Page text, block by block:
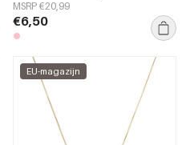
vakantie-/strandthema,
romantische serie voor dames.
MSRP €20,99
€6,50
EU-magazijn